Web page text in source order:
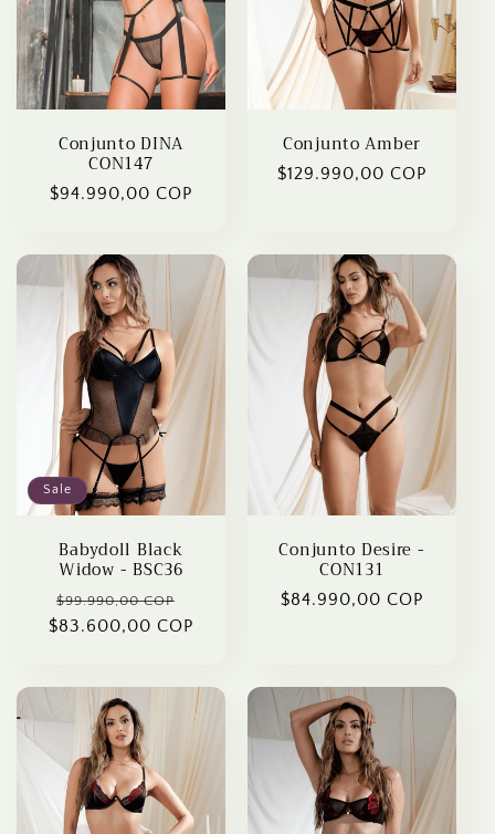
Conjunto DINA
CON147
Regular
$94.990,00 COP
Conjunto Amber
Regular
$129.990,00 COP
Sale
Babydoll Black
Widow - BSC36
Regular
price
$99.990,00 COP
price
$83.600,00 COP
Conjunto Desire -
CON131
Regular
$84.990,00 COP